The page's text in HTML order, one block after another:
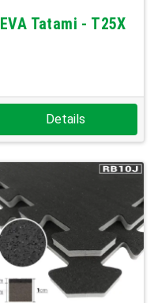
EVA Tatami - T25X
Details